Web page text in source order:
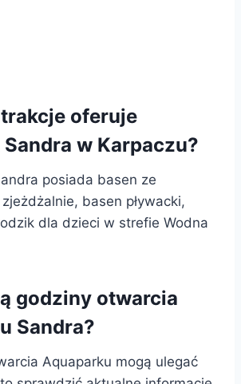
oferuje
w Karpaczu?
posiada basen ze
basen pływacki,
dla dzieci w strefie Wodna
godziny otwarcia
Sandra?
Aquaparku mogą ulegać